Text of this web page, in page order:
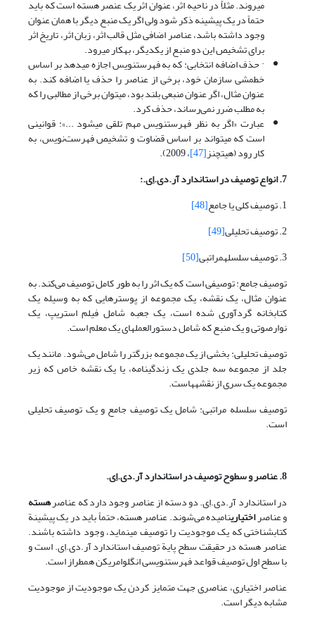
می­روند. مثلاً در ناحیه اثر، عنوان اثر یک عنصر هسته است که باید
حتماً در یک پیشینه ذکر شود ولی اگر یک منبع دیگر با همان عنوان
وجود داشته باشد، عناصر اضافی مثل قالب اثر، زبان اثر، تاریخ اثر
برای تشخیص این دو منبع از یکدیگر، به­کار می­رود.
· حذف اضافه انتخابی: که به فهرست­نویس اجازه می­دهد بر اساس
خط­مشی سازمان خود، برخی از عناصر را حذف یا اضافه کند. به
عنوان مثال، اگر عنوان منبعی بلند بود، می­توان برخی از مطالبی را که
به مطلب ضرر نمی‌رساند، حذف کرد.
عبارت «اگر به نظر فهرست­نویس مهم تلقی می­شود ...»: قوانینی
است که می­تواند بر اساس قضاوت و تشخیص فهرست‌نویس، به
کار رود (هیتچنز[47]
، 2009).
7. انواع توصیف در استاندارد آر.دی.اِی.:
1. توصیف کلی یا جامع
[48]
2. توصیف تحلیلی
[49]
3. توصیف سلسله­مراتبی
[50]
توصیف جامع: توصیفی است که یک اثر را به طور کامل توصیف می‌کند. به
عنوان مثال، یک نقشه، یک مجموعه از پوسترهایی که به وسیله یک
کتابخانه گردآوری شده است، یک جعبه شامل فیلم استریپ، یک
نوارصوتی و یک منبع که شامل دستورالعملهای یک معلم است.
توصیف تحلیلی: بخشی از یک مجموعه بزرگتر را شامل می‌شود. مانند یک
جلد از مجموعه سه جلدی یک زندگینامه، یا یک نقشه خاص که زیر
مجموعه یک سری از نقشه­هاست.
توصیف سلسله­ مراتبی: شامل یک توصیف جامع و یک توصیف تحلیلی
است.
8. عناصر و سطوح توصیف در استاندارد آر.دی.اِی.
در استاندارد آر.دی.اِی. دو دسته از عناصر وجود دارد که عناصرهسته
و عناصراختیارینامیده می‌شوند. عناصر هسته، حتماً باید در یک پیشینة
کتابشناختی که یک موجودیت را توصیف می­نماید، وجود داشته باشند.
عناصر هسته در حقیقت سطح پایة توصیف استاندارد آر.دی.اِی. است و
با سطح اول توصیف قواعد فهرست­نویسی انگلوامریکن هم­طراز است.
عناصر اختیاری، عناصری جهت متمایز کردن یک موجودیت از موجودیت
مشابه دیگر است.